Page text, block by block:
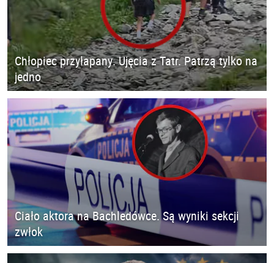
Chłopiec przyłapany. Ujęcia z Tatr. Patrzą tylko na
jedno
Ciało aktora na Bachledówce. Są wyniki sekcji
zwłok